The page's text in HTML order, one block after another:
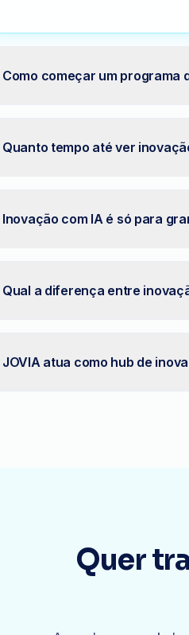
Como começar um programa
Quanto tempo até ver
Inovação com IA é só para
Qual a diferença entre
JOVIA atua como hub de
Quer